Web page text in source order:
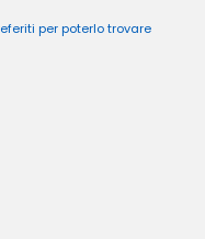
per poterlo trovare